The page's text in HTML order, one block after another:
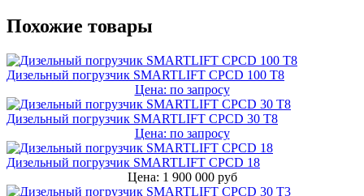
Похожие товары
Дизельный погрузчик SMARTLIFT CPCD 100 T8
Цена: по запросу
Дизельный погрузчик SMARTLIFT CPCD 30 T8
Цена: по запросу
Дизельный погрузчик SMARTLIFT CPCD 18
Цена: 1 900 000 руб